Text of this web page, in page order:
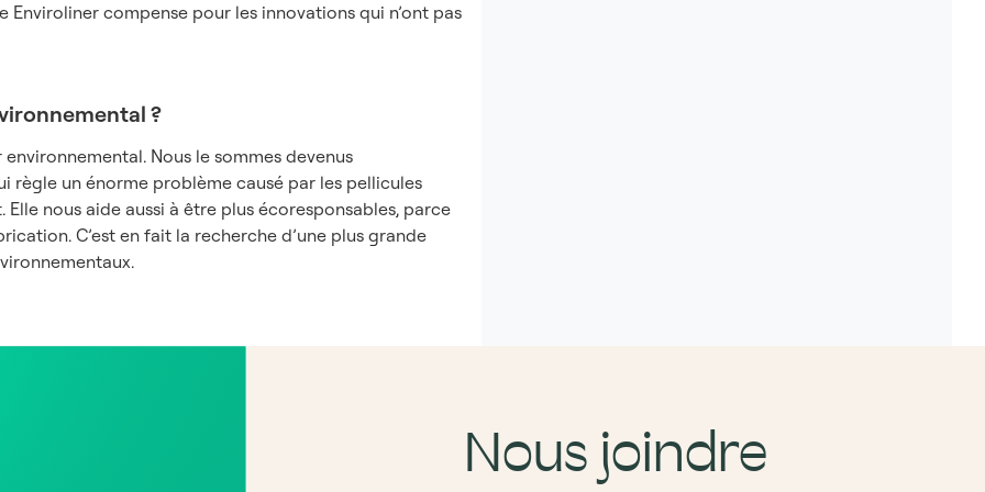
Enviroliner compense pour les innovations qui n’ont pas
?
Nous le sommes devenus
règle un énorme problème causé par les pellicules
nous aide aussi à être plus écoresponsables, parce
C’est en fait la recherche d’une plus grande
Nous joindre